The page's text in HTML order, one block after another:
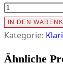
MTP-
2020
Klarinette
Menge
IN DEN
Kategorie:
Ähnliche